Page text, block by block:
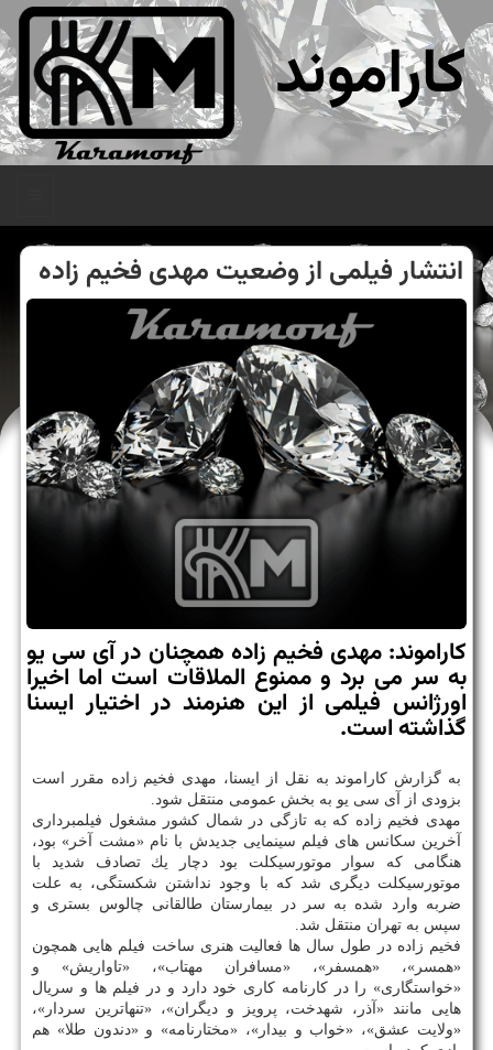
کاراموند
انتشار فیلمی از وضعیت مهدی فخیم زاده
كاراموند: مهدی فخیم زاده همچنان در آی سی یو
به سر می برد و ممنوع الملاقات است اما اخیرا
اورژانس فیلمی از این هنرمند در اختیار ایسنا
گذاشته است.
به گزارش كاراموند به نقل از ایسنا، مهدی فخیم زاده مقرر است
بزودی از آی سی یو به بخش عمومی منتقل شود.
مهدی فخیم زاده كه به تازگی در شمال كشور مشغول فیلمبرداری
آخرین سكانس های فیلم سینمایی جدیدش با نام «مشت آخر» بود،
هنگامی كه سوار موتورسیكلت بود دچار یك تصادف شدید با
موتورسیكلت دیگری شد كه با وجود نداشتن شكستگی، به علت
ضربه وارد شده به سر در بیمارستان طالقانی چالوس بستری و
سپس به تهران منتقل شد.
فخیم زاده در طول سال ها فعالیت هنری ساخت فیلم هایی همچون
«همسر»، «همسفر»، «مسافران مهتاب»، «تاواریش» و
«خواستگاری» را در كارنامه كاری خود دارد و در فیلم ها و سریال
هایی مانند «آذر، شهدخت، پرویز و دیگران»، «تنهاترین سردار»،
«ولایت عشق»، «خواب و بیدار»، «مختارنامه» و «دندون طلا» هم